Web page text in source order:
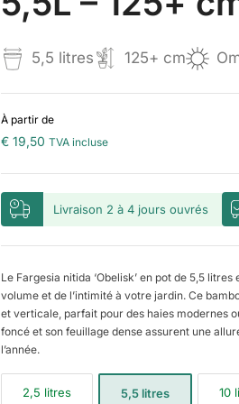
5,5 litres 125+ cm
À partir de
€19,50 TVA incluse
Livraison 2 à 4 jours ouvrés
Le Fargesia nitida ‘Obelisk’ en pot de 5,5
volume et de l’intimité à votre jardin. Ce
et verticale, parfait pour des haies modernes
foncé et son feuillage dense assurent une
l’année.
2,5 litres 5,5 litres 10